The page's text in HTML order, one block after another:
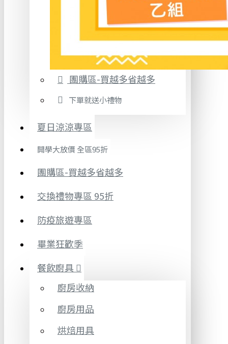
團購區-買越多省越多
下單就送小禮物
夏日涼涼專區
開學大放價 全區95折
團購區-買越多省越多
交換禮物專區 95折
防疫旅遊專區
畢業狂歡季
餐飲廚具
廚房收納
廚房用品
烘焙用具